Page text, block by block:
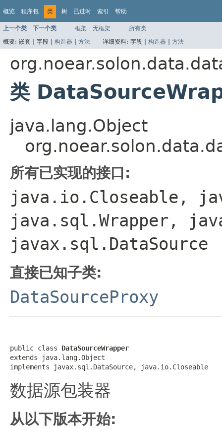
概览 程序包 类 树 已过时 索引 帮助
上一个类 下一个类 框架 无框架
所有类
概要: 嵌套 | 字段 | 构造器 | 方法 详细资料: 字段 | 构造器 | 方法
类
java.lang.Object
所有已实现的接口:
java.io.Closeable,
java.sql.Wrapper,
javax.sql.DataSource
直接已知子类:
DataSourceProxy
public class DataSourceWrapper
extends java.lang.Object
implements javax.sql.DataSource, java.io.Closeable
数据源包装器
从以下版本开始: